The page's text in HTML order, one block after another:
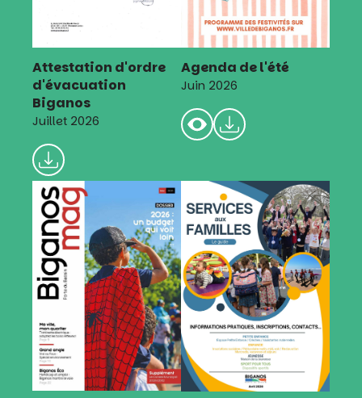
Attestation d'ordre
d'évacuation
Biganos
Juillet 2026
Agenda de l'été
Juin 2026